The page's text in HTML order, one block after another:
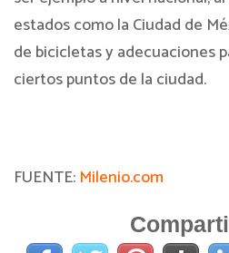
estados como la Ciudad de
de bicicletas y adecuaciones
ciertos puntos de la ciudad.
FUENTE: Milenio.com